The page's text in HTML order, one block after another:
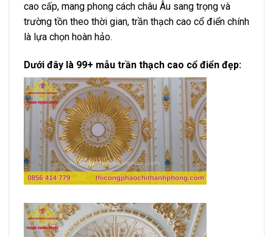
cao cấp, mang phong cách châu Âu sang trọng và
trường tồn theo thời gian, trần thạch cao cổ điển chính
là lựa chọn hoàn hảo.
Dưới đây là 99+ mẫu trần thạch cao cổ điển đẹp: